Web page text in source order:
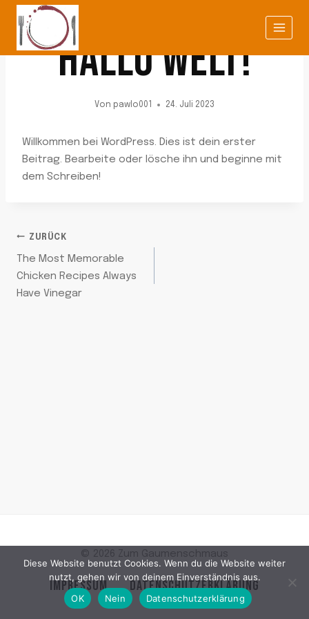
Zum
Inhalt
springen
HALLO WELT!
Von pawlo001 24. Juli 2023
Willkommen bei WordPress. Dies ist dein erster
Beitrag. Bearbeite oder lösche ihn und beginne mit
dem Schreiben!
BEITRAGSNAVIGATION
ZURÜCK
The Most Memorable
Chicken Recipes Always
Have Vinegar
© 2026 Zum Gaumenschmaus
IMPRESSUM DATENSCHUTZERKLÄRUNG
Diese Website benutzt Cookies. Wenn du die Website weiter
nutzt, gehen wir von deinem Einverständnis aus.
OK
Nein Datenschutzerklärung